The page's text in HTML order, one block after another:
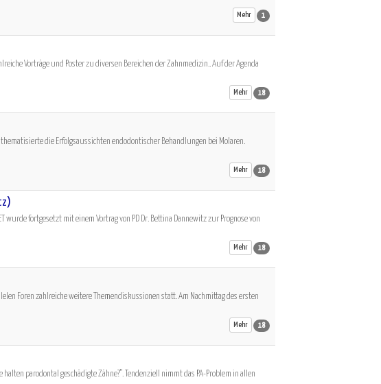
nach. Bessere Ergebnisse vor allem für Attachmentlevel / Mehr Studien
Mehr 1
Vorträge und Poster zu diversen Bereichen der Zahnmedizin.. Auf der Agenda
Mehr 18
die Erfolgsaussichten endodontischer Behandlungen bei Molaren.
Mehr 18
wurde fortgesetzt mit einem Vortrag von PD Dr. Bettina Dannewitz zur Prognose von
Mehr 18
Foren zahlreiche weitere Themendiskussionen statt. Am Nachmittag des ersten
Mehr 18
halten parodontal geschädigte Zähne?". Tendenziell nimmt das PA-Problem in allen